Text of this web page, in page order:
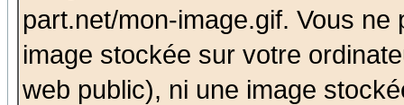
part.net/mon-image.gif. Vous
image stockée sur votre
web public), ni une image